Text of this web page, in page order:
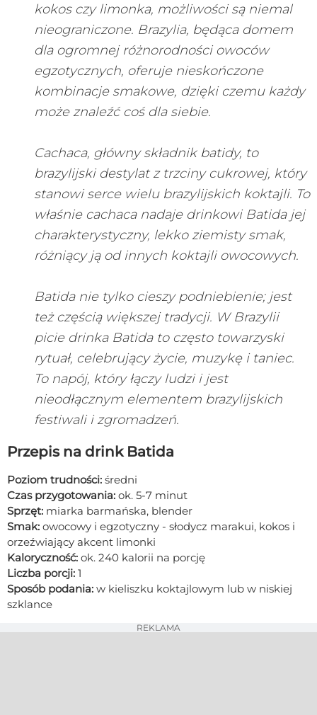
kokos czy limonka, możliwości są niemal
nieograniczone. Brazylia, będąca domem
dla ogromnej różnorodności owoców
egzotycznych, oferuje nieskończone
kombinacje smakowe, dzięki czemu każdy
może znaleźć coś dla siebie.
Cachaca, główny składnik batidy, to
brazylijski destylat z trzciny cukrowej, który
stanowi serce wielu brazylijskich koktajli. To
właśnie cachaca nadaje drinkowi Batida jej
charakterystyczny, lekko ziemisty smak,
różniący ją od innych koktajli owocowych.
Batida nie tylko cieszy podniebienie; jest
też częścią większej tradycji. W Brazylii
picie drinka Batida to często towarzyski
rytuał, celebrujący życie, muzykę i taniec.
To napój, który łączy ludzi i jest
nieodłącznym elementem brazylijskich
festiwali i zgromadzeń.
Przepis na drink Batida
Poziom trudności: średni
Czas przygotowania: ok. 5-7 minut
Sprzęt: miarka barmańska, blender
Smak: owocowy i egzotyczny - słodycz marakui, kokos i
orzeźwiający akcent limonki
Kaloryczność: ok. 240 kalorii na porcję
Liczba porcji: 1
Sposób podania: w kieliszku koktajlowym lub w niskiej
szklance
REKLAMA